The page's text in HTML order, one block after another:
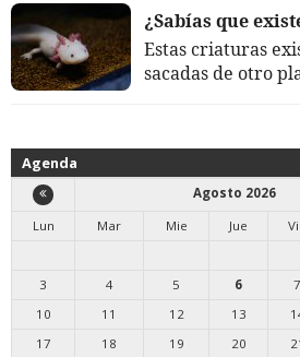
¿Sabías que
Estas criaturas
sacadas de otro
Agenda
Agosto 2026
Lun
Mar Mie Jue
3
4 5 6 7
10
11 12 13
17
18 19 20